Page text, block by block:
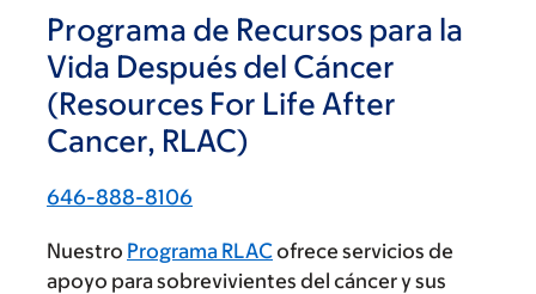
Programa de Recursos para la
Vida Después del Cáncer
(Resources For Life After
Cancer, RLAC)
646-888-8106
Nuestro Programa RLACofrece servicios de
apoyo para sobrevivientes del cáncer y sus